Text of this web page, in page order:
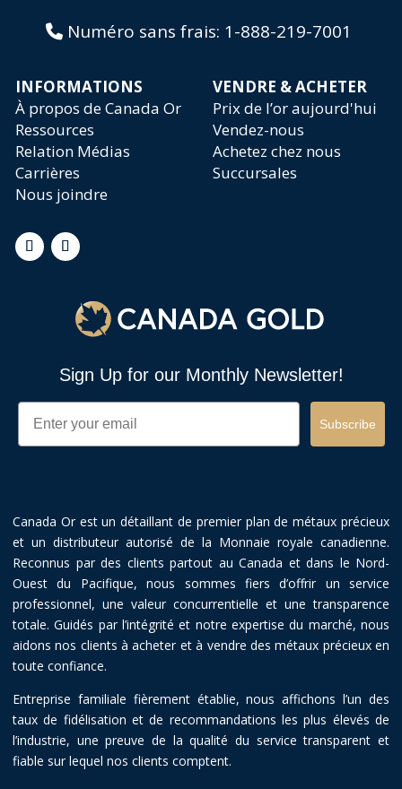
Numéro sans frais: 1-888-219-7001
INFORMATIONS
VENDRE & ACHETER
À propos de Canada Or
Prix de l’or aujourd'hui
Ressources
Vendez-nous
Relation Médias
Achetez chez nous
Carrières
Succursales
Nous joindre
Sign Up for our Monthly Newsletter!
Email
Subscribe
Canada Or est un détaillant de premier plan de métaux précieux
et un distributeur autorisé de la Monnaie royale canadienne.
Reconnus par des clients partout au Canada et dans le Nord-
Ouest du Pacifique, nous sommes fiers d’offrir un service
professionnel, une valeur concurrentielle et une transparence
totale. Guidés par l’intégrité et notre expertise du marché, nous
aidons nos clients à acheter et à vendre des métaux précieux en
toute confiance.
Entreprise familiale fièrement établie, nous affichons l’un des
taux de fidélisation et de recommandations les plus élevés de
l’industrie, une preuve de la qualité du service transparent et
fiable sur lequel nos clients comptent.